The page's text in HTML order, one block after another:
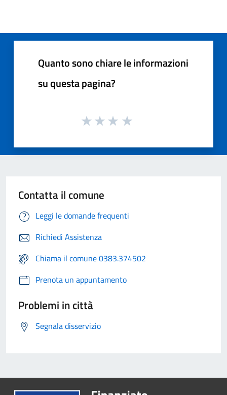
Quanto sono chiare le informazioni
su questa pagina?
Contatta il comune
Leggi le domande frequenti
Richiedi Assistenza
Chiama il comune 0383.374502
Prenota un appuntamento
Problemi in città
Segnala disservizio